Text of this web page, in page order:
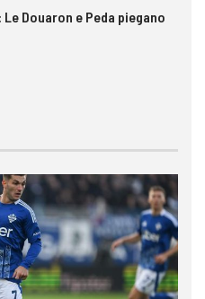
Douaron e Peda piegano